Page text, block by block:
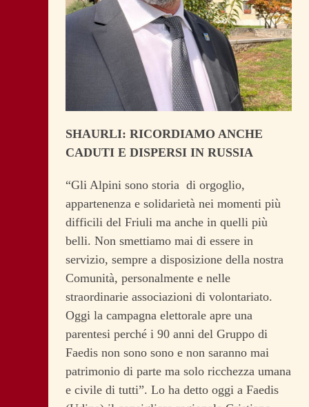
SHAURLI: RICORDIAMO ANCHE
CADUTI E DISPERSI IN RUSSIA
“Gli Alpini sono storia di orgoglio,
appartenenza e solidarietà nei momenti più
difficili del Friuli ma anche in quelli più
belli. Non smettiamo mai di essere in
servizio, sempre a disposizione della nostra
Comunità, personalmente e nelle
straordinarie associazioni di volontariato.
Oggi la campagna elettorale apre una
parentesi perché i 90 anni del Gruppo di
Faedis non sono sono e non saranno mai
patrimonio di parte ma solo ricchezza umana
e civile di tutti”. Lo ha detto oggi a Faedis